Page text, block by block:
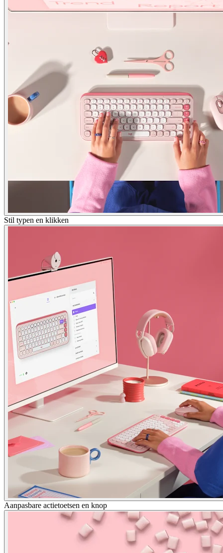
Stil typen en klikken
Aanpasbare actietoetsen en knop